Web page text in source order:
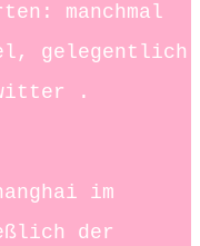
manchmal
gelegentlich
.
im
der